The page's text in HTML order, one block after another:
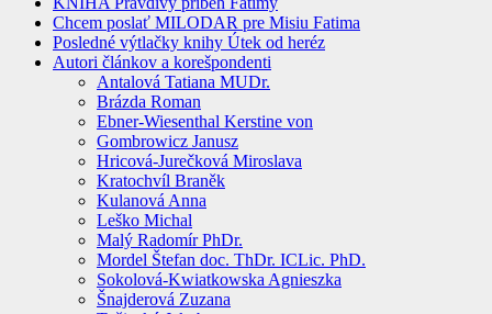
Chcem poslať MILODAR pre Misiu Fatima
Posledné výtlačky knihy Útek od heréz
Autori článkov a korešpondenti
Antalová Tatiana MUDr.
Brázda Roman
Ebner-Wiesenthal Kerstine von
Gombrowicz Janusz
Hricová-Jurečková Miroslava
Kratochvíl Braněk
Kulanová Anna
Leško Michal
Malý Radomír PhDr.
Mordel Štefan doc. ThDr. ICLic. PhD.
Sokolová-Kwiatkowska Agnieszka
Šnajderová Zuzana